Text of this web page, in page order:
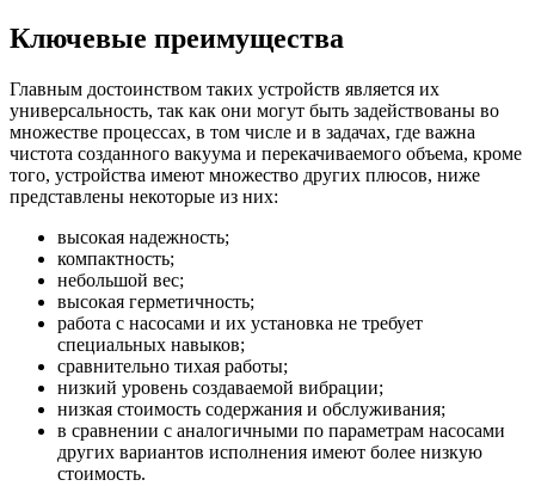
Ключевые преимущества
Главным достоинством таких устройств является их
универсальность, так как они могут быть задействованы во
множестве процессах, в том числе и в задачах, где важна
чистота созданного вакуума и перекачиваемого объема, кроме
того, устройства имеют множество других плюсов, ниже
представлены некоторые из них:
высокая надежность;
компактность;
небольшой вес;
высокая герметичность;
работа с насосами и их установка не требует
специальных навыков;
сравнительно тихая работы;
низкий уровень создаваемой вибрации;
низкая стоимость содержания и обслуживания;
в сравнении с аналогичными по параметрам насосами
других вариантов исполнения имеют более низкую
стоимость.